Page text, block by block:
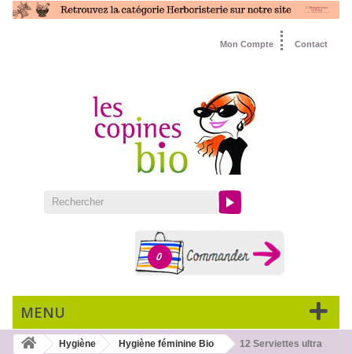
Contact
Mon Compte
0
MENU
Hygiène Hygiène féminine Bio
12 Serviettes ultra